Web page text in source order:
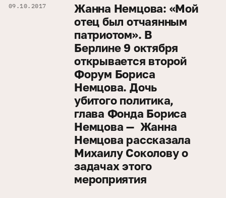
09.10.2017
Жанна Немцова: «Мой
отец был отчаянным
патриотом». В
Берлине 9 октября
открывается второй
Форум Бориса
Немцова. Дочь
убитого политика,
глава Фонда Бориса
Немцова — Жанна
Немцова рассказала
Михаилу Соколову о
задачах этого
мероприятия